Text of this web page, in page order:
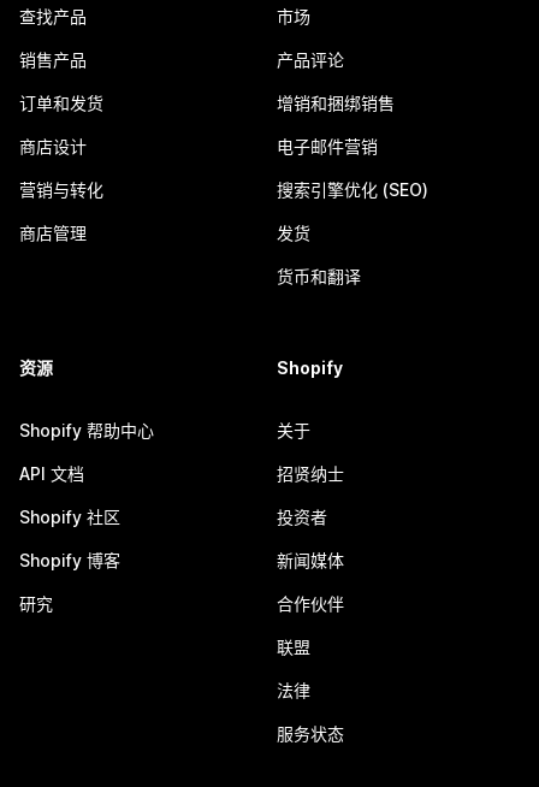
查找产品
销售产品
订单和发货
商店设计
营销与转化
商店管理
市场
产品评论
增销和捆绑销售
电子邮件营销
搜索引擎优化 (SEO)
发货
货币和翻译
资源
Shopify 帮助中心
API 文档
Shopify 社区
Shopify 博客
研究
Shopify
关于
招贤纳士
投资者
新闻媒体
合作伙伴
联盟
法律
服务状态